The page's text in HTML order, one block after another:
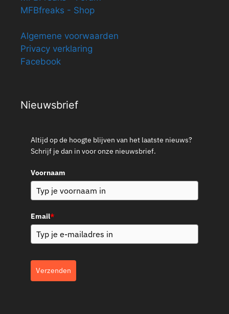
MFBfreaks - Shop
Algemene voorwaarden
Privacy verklaring
Facebook
Nieuwsbrief
Altijd op de hoogte blijven van het laatste nieuws?
Schrijf je dan in voor onze nieuwsbrief.
Voornaam
Email*
Verzenden